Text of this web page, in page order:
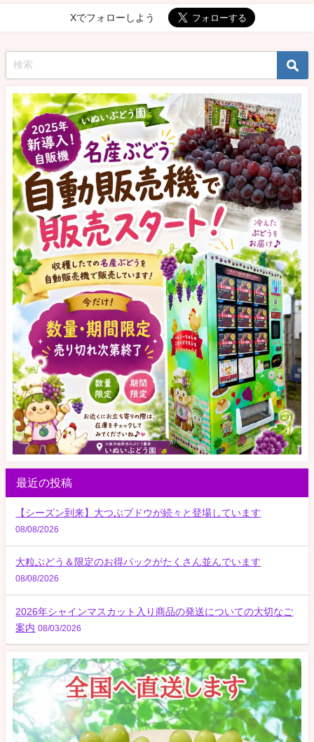
Xでフォローしよう
最近の投稿
【シーズン到来】大つぶブドウが続々と登場しています
08/08/2026
大粒ぶどう＆限定のお得パックがたくさん並んでいます
08/08/2026
2026年シャインマスカット入り商品の発送についての大切なご
案内 08/03/2026